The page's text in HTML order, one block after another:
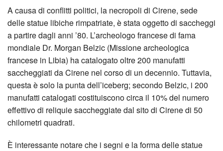
A causa di conflitti politici, la necropoli di Cirene, sede
delle statue libiche rimpatriate, è stata oggetto di saccheggi
a partire dagli anni ’80. L’archeologo francese di fama
mondiale Dr. Morgan Belzic (Missione archeologica
francese in Libia) ha catalogato oltre 200 manufatti
saccheggiati da Cirene nel corso di un decennio. Tuttavia,
questa è solo la punta dell’iceberg; secondo Belzic, i 200
manufatti catalogati costituiscono circa il 10% del numero
effettivo di reliquie saccheggiate dal sito di Cirene di 50
chilometri quadrati.
È interessante notare che i segni e la forma delle statue